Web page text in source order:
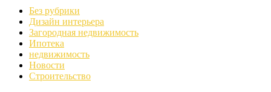
Без рубрики
Дизайн интерьера
Загородная недвижимость
Ипотека
недвижимость
Новости
Строительство